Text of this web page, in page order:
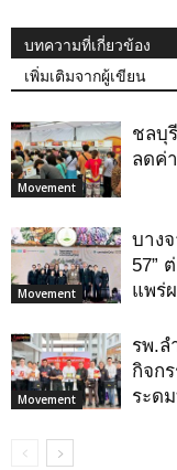
บทความที่เกี่ยวข้อง
เพิ่มเติมจากผู้เขียน
Movement
ชลบุ
ลดค่
Movement
บาง
57”
แพร่
Movement
รพ.ล
กิจก
ระด